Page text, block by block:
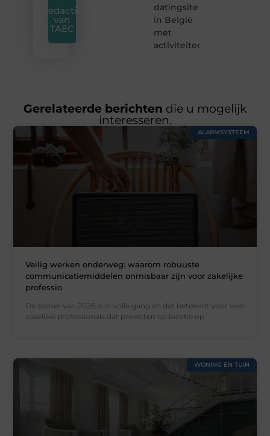
Redactie
van
TAEC
datingsite
in België
met
activiteiten
Gerelateerde berichten die u mogelijk
interesseren.
ALARMSYSTEEM
Veilig werken onderweg: waarom robuuste
communicatiemiddelen onmisbaar zijn voor zakelijke
professio
De zomer van 2026 is in volle gang en dat betekent voor veel
zakelijke professionals dat projecten op locatie op
WONING EN TUIN